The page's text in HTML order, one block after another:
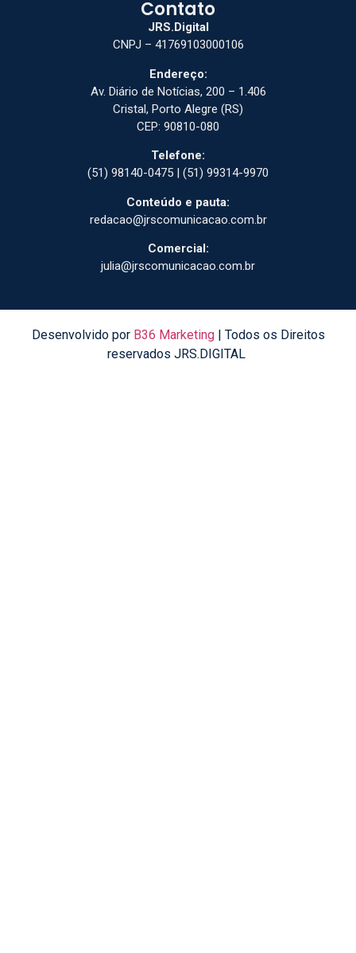
Contato
JRS.Digital
CNPJ – 41769103000106
Endereço:
Av. Diário de Notícias, 200 – 1.406
Cristal, Porto Alegre (RS)
CEP: 90810-080
Telefone:
(51) 98140-0475 | (51) 99314-9970
Conteúdo e pauta:
redacao@jrscomunicacao.com.br
Comercial:
julia@jrscomunicacao.com.br
Desenvolvido por B36 Marketing| Todos os Direitos
reservados JRS.DIGITAL